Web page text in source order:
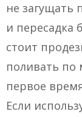
не загущать
и пересадка
стоит
поливать по
первое
Если